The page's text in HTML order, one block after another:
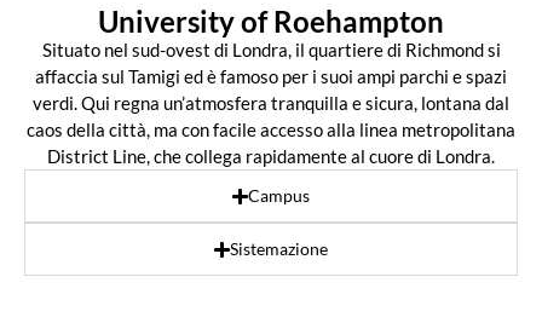
University of Roehampton
Situato nel sud-ovest di Londra, il quartiere di Richmond si
affaccia sul Tamigi ed è famoso per i suoi ampi parchi e spazi
verdi. Qui regna un’atmosfera tranquilla e sicura, lontana dal
caos della città, ma con facile accesso alla linea metropolitana
District Line, che collega rapidamente al cuore di Londra.
Campus
Sistemazione